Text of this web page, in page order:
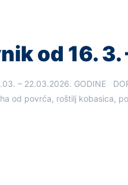
od 16. 3.
– 22.03.2026. GODINE
od povrća, roštilj kobasica,